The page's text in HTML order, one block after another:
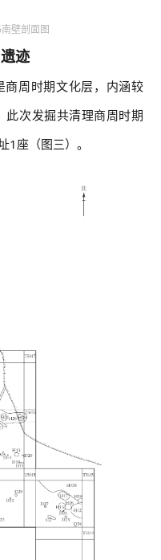
壁剖面图
迹
周时期文化层，内涵较
此次发掘共清理商周时期
1座（图三）。